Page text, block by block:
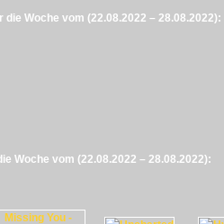
Woche vom (22.08.2022 – 28.08.2022):
Woche vom (22.08.2022 – 28.08.2022):